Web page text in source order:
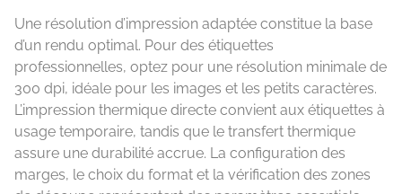
Une résolution d’impression adaptée constitue la base
d’un rendu optimal. Pour des étiquettes
professionnelles, optez pour une résolution minimale de
300 dpi, idéale pour les images et les petits caractères.
L’impression thermique directe convient aux étiquettes à
usage temporaire, tandis que le transfert thermique
assure une durabilité accrue. La configuration des
marges, le choix du format et la vérification des zones